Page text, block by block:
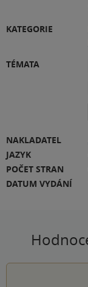
KATEGORIE
TÉMATA
NAKLADATEL
JAZYK
POČET STRAN
DATUM VYDÁNÍ